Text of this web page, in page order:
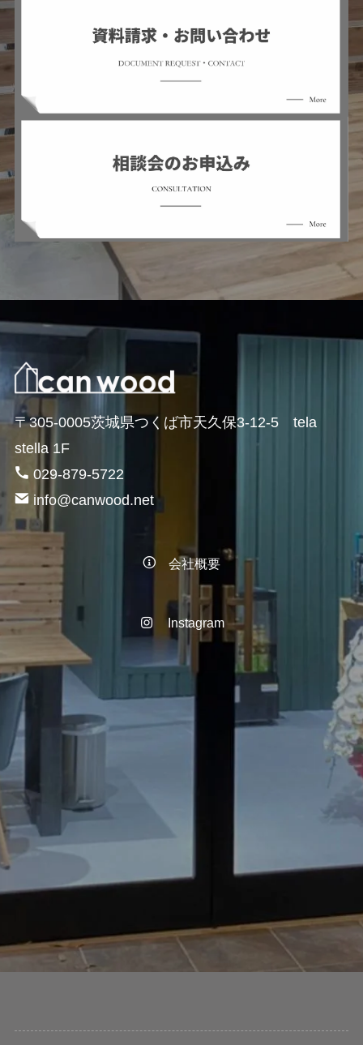
〒305-0005茨城県つくば市天久保3-12-5 tela
stella 1F
029-879-5722
info@canwood.net
会社概要
Instagram